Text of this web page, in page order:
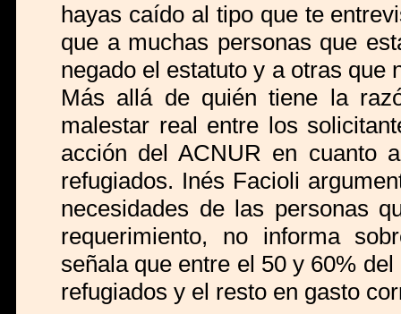
hayas caído al tipo que te
que a muchas personas que
negado el estatuto y a otras que
Más allá de quién tiene la
malestar real entre los
acción del ACNUR en cuanto
refugiados. Inés Facioli
necesidades de las personas
requerimiento, no informa
señala que entre el 50 y 60%
refugiados y el resto en gasto